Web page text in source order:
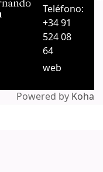
Teléfono:
+34 91
524 08
64
web
Powered by Koha